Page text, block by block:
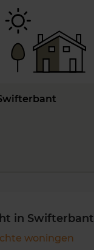
in Swifterbant
woningen